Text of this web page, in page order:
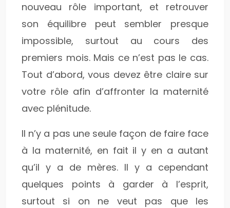
nouveau rôle important, et retrouver
son équilibre peut sembler presque
impossible, surtout au cours des
premiers mois. Mais ce n’est pas le cas.
Tout d’abord, vous devez être claire sur
votre rôle afin d’affronter la maternité
avec plénitude.
Il n’y a pas une seule façon de faire face
à la maternité, en fait il y en a autant
qu’il y a de mères. Il y a cependant
quelques points à garder à l’esprit,
surtout si on ne veut pas que les